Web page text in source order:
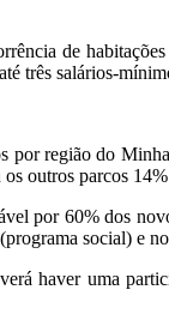
de
três salários-
por região do
outros parcos
por 60% dos
social) e
haver uma